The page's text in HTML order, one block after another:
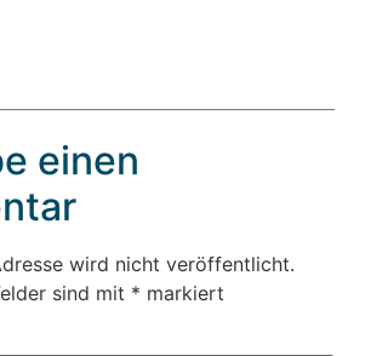
einen
wird nicht veröffentlicht.
sind mit * markiert